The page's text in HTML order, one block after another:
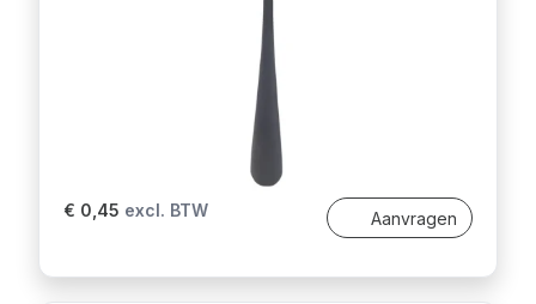
€ 0,45 excl. BTW Aanvragen